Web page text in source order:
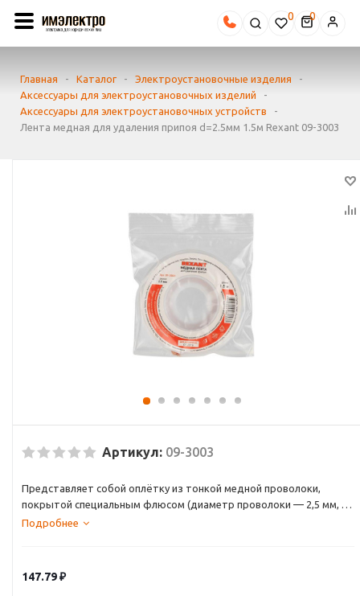
0
Главная - Каталог - Электроустановочные изделия
-
Аксессуары для электроустановочных изделий
-
Аксессуары для электроустановочных устройств
-
Лента медная для удаления припоя d=2.5мм 1.5м Rexant 09-3003
Артикул: 09-3003
Представляет собой оплётку из тонкой медной проволоки,
покрытой специальным флюсом (диаметр проволоки — 2,5 мм, а
длина — 1,5 м).
Подробнее
147.79₽